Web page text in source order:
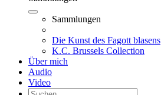
Sammlungen
Die Kunst des Fagott blasens
K.C. Brussels Collection
Über mich
Audio
Video